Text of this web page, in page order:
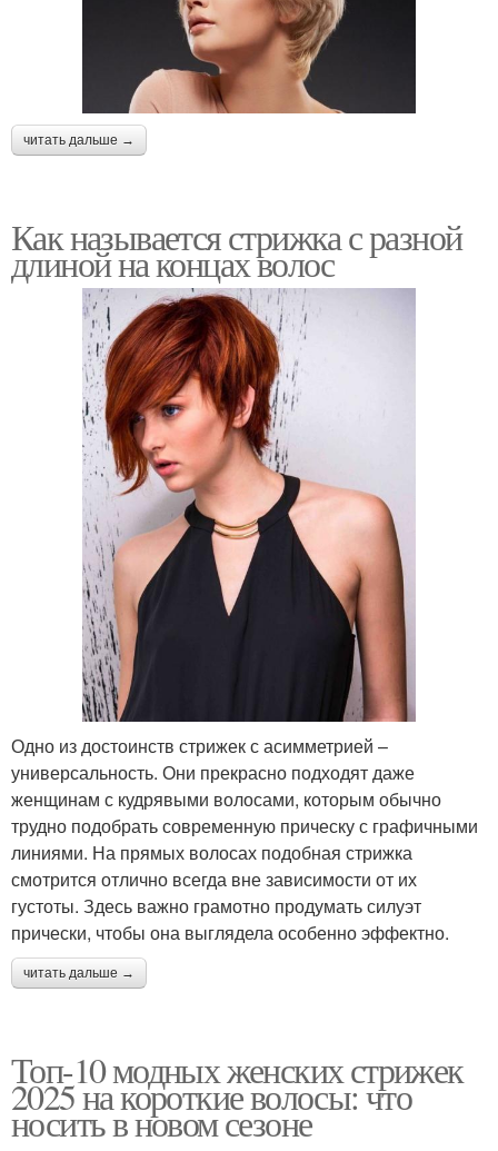
читать дальше →
Как называется стрижка с разной
длиной на концах волос
Одно из достоинств стрижек с асимметрией –
универсальность. Они прекрасно подходят даже
женщинам с кудрявыми волосами, которым обычно
трудно подобрать современную прическу с графичными
линиями. На прямых волосах подобная стрижка
смотрится отлично всегда вне зависимости от их
густоты. Здесь важно грамотно продумать силуэт
прически, чтобы она выглядела особенно эффектно.
читать дальше →
Топ-10 модных женских стрижек
2025 на короткие волосы: что
носить в новом сезоне